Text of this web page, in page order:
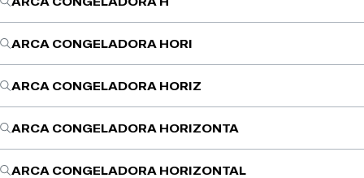
ARCA CONGELADORA HORI
ARCA CONGELADORA HORIZ
ARCA CONGELADORA HORIZONTA
ARCA CONGELADORA HORIZONTAL